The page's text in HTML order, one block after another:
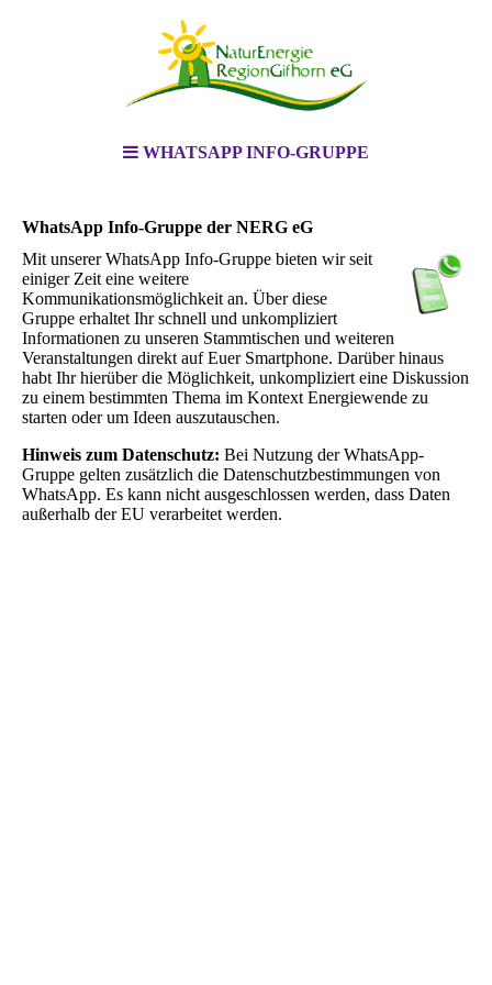
WHATSAPP INFO-GRUPPE
WhatsApp Info-Gruppe der NERG eG
Mit unserer WhatsApp Info-Gruppe bieten wir seit
einiger Zeit eine weitere
Kommunikationsmöglichkeit an. Über diese
Gruppe erhaltet Ihr schnell und unkompliziert
Informationen zu unseren Stammtischen und weiteren
Veranstaltungen direkt auf Euer Smartphone. Darüber hinaus
habt Ihr hierüber die Möglichkeit, unkompliziert eine Diskussion
zu einem bestimmten Thema im Kontext Energiewende zu
starten oder um Ideen auszutauschen.
Hinweis zum Datenschutz: Bei Nutzung der WhatsApp-
Gruppe gelten zusätzlich die Datenschutzbestimmungen von
WhatsApp. Es kann nicht ausgeschlossen werden, dass Daten
außerhalb der EU verarbeitet werden.